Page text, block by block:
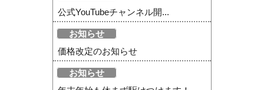
公式YouTubeチャンネル開...
お知らせ
価格改定のお知らせ
お知らせ